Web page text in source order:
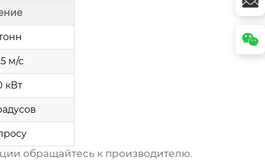
м/с
кВт
обращайтесь к производителю.